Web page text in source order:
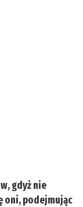
gdyż nie
oni, podejmując